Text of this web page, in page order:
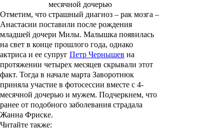
месячной дочерью
Отметим, что страшный диагноз – рак мозга –
Анастасии поставили после рождения
младшей дочери Милы. Малышка появилась
на свет в конце прошлого года, однако
актриса и ее супруг Петр Чернышев на
протяжении четырех месяцев скрывали этот
факт. Тогда в начале марта Заворотнюк
приняла участие в фотосессии вместе с 4-
месячной дочерью и мужем. Подчеркнем, что
ранее от подобного заболевания страдала
Жанна Фриске.
Читайте также: